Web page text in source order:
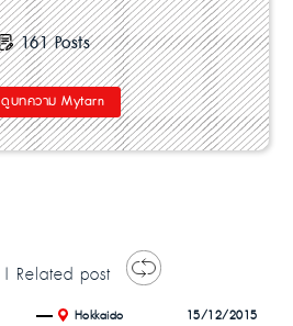
161 Posts
ดูบทความ Mytarn
| Related post
. Hokkaido 15/12/2015